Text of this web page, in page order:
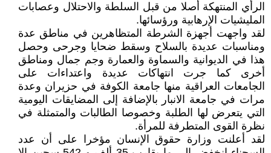
الرأي المنتهكة أصلا من قبل السلطة والاحتلال وعصابات
المليشيات الإرهابية ورؤسائها.
لقد واجهت أجهزة الشرطة المتظاهرين في مناطق عدة
ومناسبات عديدة بالسلاح وسقط ضحايا وجرحى وحصل
هذا في الديوانية والسماوة والعمارة وجم جمال ومناطق
أخرى كما جرت انتهاكات عديدة واعتداءات على
الجامعات العراقية منها جامعة الكوفة في حزيران وعدة
مرات في جامعة الانبار بالإضافة إلى المضايقات اليومية
التي يتعرض لها الطلبة وخصوصا الطالبات والمتمثلة في
نظرة القوى المتطرفة للمرأة.
لقد أعلنت وزارة حقوق الإنسان مؤخرا على أن عدد